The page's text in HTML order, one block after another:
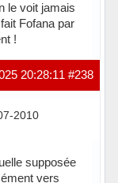
le voit jamais
Fofana par
!
#238
20:28:11
2010
supposée
vers